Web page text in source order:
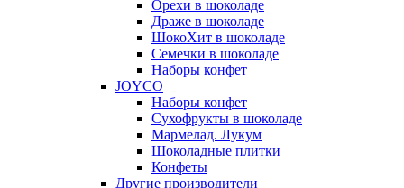
Орехи в шоколаде
Драже в шоколаде
ШокоХит в шоколаде
Семечки в шоколаде
Наборы конфет
JOYCO
Наборы конфет
Сухофрукты в шоколаде
Мармелад. Лукум
Шоколадные плитки
Конфеты
Другие производители